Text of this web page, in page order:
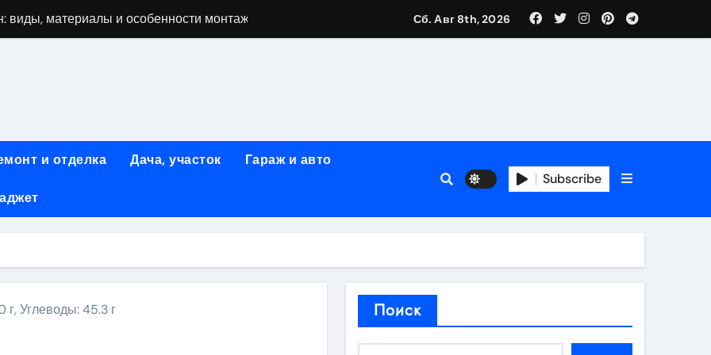
материалы и особенности монтажа
ногтевого сервиса: основные принципы и форматы участия
конструкции и этапы возведения
на рейсы в Киргизию
рекламных технологий для программной и мобильной рекламы
ассортимента и критериев выбора
квартир со вторым светом и террасой в готовых домах
Сб. Авг 8th, 2026
и отделка Дача, участок Гараж и авто
Subscribe
г, Углеводы: 45.3 г Поиск